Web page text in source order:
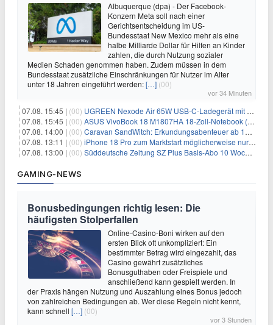
Albuquerque (dpa) - Der Facebook-
Konzern Meta soll nach einer
Gerichtsentscheidung im US-
Bundesstaat New Mexico mehr als eine
halbe Milliarde Dollar für Hilfen an Kinder
zahlen, die durch Nutzung sozialer
Medien Schaden genommen haben. Zudem müssen in dem
Bundesstaat zusätzliche Einschränkungen für Nutzer im Alter
unter 18 Jahren eingeführt werden:[…] (00)
vor 34 Minuten
07.08. 15:45 | (00) UGREEN Nexode Air 65W USB-C-Ladegerät mit GaN-Technik für 24,99€
07.08. 15:45 | (00) ASUS VivoBook 18 M1807HA 18-Zoll-Notebook (Ryzen 7, 16GB) für 734,57€
07.08. 14:00 | (00) Caravan SandWitch: Erkundungsabenteuer ab 13.08. gratis im Epic Games Store
07.08. 13:11 | (00) iPhone 18 Pro zum Marktstart möglicherweise nur begrenzt verfügbar
07.08. 13:00 | (00) Süddeutsche Zeitung SZ Plus Basis-Abo 10 Wochen für 10€
GAMING-NEWS
Bonusbedingungen richtig lesen: Die
häufigsten Stolperfallen
Online-Casino-Boni wirken auf den
ersten Blick oft unkompliziert: Ein
bestimmter Betrag wird eingezahlt, das
Casino gewährt zusätzliches
Bonusguthaben oder Freispiele und
anschließend kann gespielt werden. In
der Praxis hängen Nutzung und Auszahlung eines Bonus jedoch
von zahlreichen Bedingungen ab. Wer diese Regeln nicht kennt,
kann schnell […] (00)
vor 3 Stunden